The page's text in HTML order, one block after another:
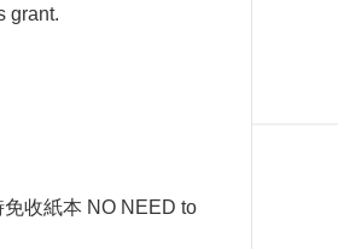
grant.
收紙本 NO NEED to